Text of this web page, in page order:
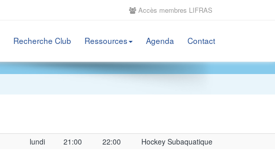
Accès membres LIFRAS
Recherche Club Ressources Agenda Contact
lundi 21:00 22:00 Hockey Subaquatique